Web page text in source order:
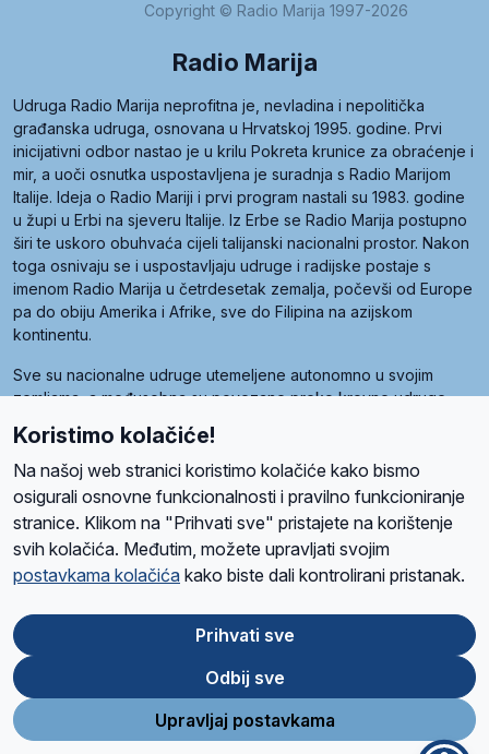
Copyright © Radio Marija 1997-2026
Radio Marija
Udruga Radio Marija neprofitna je, nevladina i nepolitička
građanska udruga, osnovana u Hrvatskoj 1995. godine. Prvi
inicijativni odbor nastao je u krilu Pokreta krunice za obraćenje i
mir, a uoči osnutka uspostavljena je suradnja s Radio Marijom
Italije. Ideja o Radio Mariji i prvi program nastali su 1983. godine
u župi u Erbi na sjeveru Italije. Iz Erbe se Radio Marija postupno
širi te uskoro obuhvaća cijeli talijanski nacionalni prostor. Nakon
toga osnivaju se i uspostavljaju udruge i radijske postaje s
imenom Radio Marija u četrdesetak zemalja, počevši od Europe
pa do obiju Amerika i Afrike, sve do Filipina na azijskom
kontinentu.
Sve su nacionalne udruge utemeljene autonomno u svojim
zemljama, a međusobna su povezane preko krovne udruge
Radio Maria). Svjetsku obitelj utemeljilo je sedam članica, među
kojima je i hrvatska Udruga Radio Marija.
O namaRadio ProgramVolonteriPrijateljiKontaktPravila privatnosti
Ova stranica je zaštićena Google reCAPTCHA sustavom
Store
Google
Play
Koristimo kolačiće!
Na našoj web stranici koristimo kolačiće kako bismo
osigurali osnovne funkcionalnosti i pravilno funkcioniranje
stranice. Klikom na "Prihvati sve" pristajete na korištenje
svih kolačića. Međutim, možete upravljati svojim
postavkama kolačića kako biste dali kontrolirani pristanak.
Prihvati sve
Odbij sve
Upravljaj postavkama